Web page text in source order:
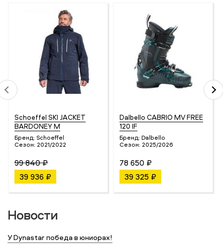
Schoeffel SKI JACKET
BARDONEY M
Бренд: Schoeffel
Сезон: 2021/2022
99 840 ₽
39 936 ₽
Dalbello CABRIO MV FREE
120 IF
Бренд: Dalbello
Сезон: 2025/2026
78 650 ₽
39 325 ₽
Новости
У Dynastar победа в юниорах!